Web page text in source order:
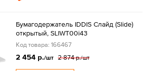
Бумагодержатель IDDIS Слайд (Slide)
открытый, SLIWT00i43
Код товара: 166467
2 454 р./шт 2 874 р./шт